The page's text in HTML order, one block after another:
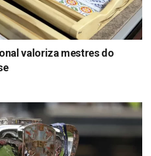
valoriza mestres do